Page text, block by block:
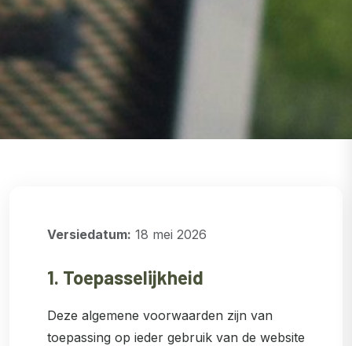
Versiedatum: 18 mei 2026
1. Toepasselijkheid
Deze algemene voorwaarden zijn van
toepassing op ieder gebruik van de website